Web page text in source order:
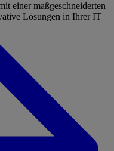
einer maßgeschneiderten
Lösungen in Ihrer IT